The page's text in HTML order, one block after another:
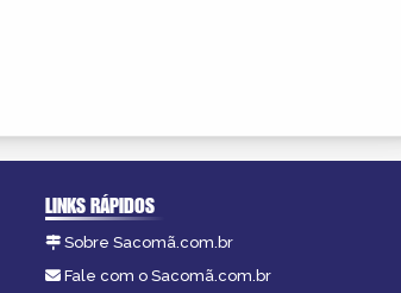
LINKS RÁPIDOS
Sobre Sacomã.com.br
Fale com o Sacomã.com.br